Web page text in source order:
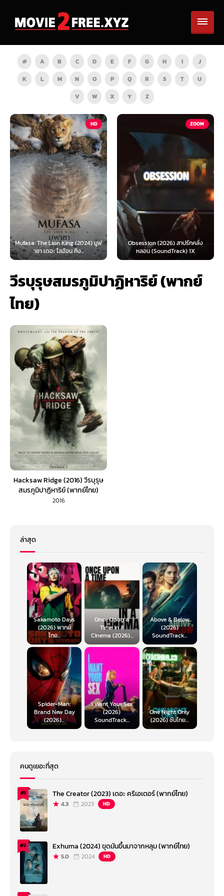
# A B C D E F G H I
J
K
L M N O P Q R S T
U
V
W X Y Z
HD
Lion King (2024) มูฟ
อะ ไลอ้อน คิง...
Obsession (2026) สาปรักคลั่ง
หลอน (SoundTrack) 1X
Survive
วีรบุรุษสมรภูมิปาฏิหาริย์ (พากย์
ไทย)
Hacksaw Ridge (2016) วีรบุรุษ
สมรภูมิปาฏิหาริย์ (พากย์ไทย)
2016
ล่าสุด
Sakamoto Days
(2026) พากย์
ไทย...
Once Upon a
Time in a
Cinema (2026)...
Above & Below
(2026)
SoundTrack...
Spider-Man:
Brand New Day
(2026)...
I Want Your Sex
(2026)
SoundTrack...
One Night Only
(2026) ซับไทย...
คนดูเยอะที่สุด
#1 The Creator (2023) เดอะ ครีเอเตอร์ (พากย์ไทย)
4.3 2023 HD
#2 Exhuma (2024) ขุดมันขึ้นมาจากหลุม (พากย์ไทย)
5.0 2024 HD